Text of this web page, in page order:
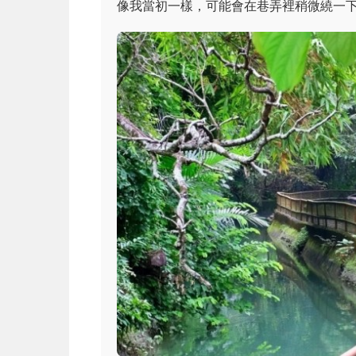
像我當初一樣，可能會在巷弄裡稍微繞一